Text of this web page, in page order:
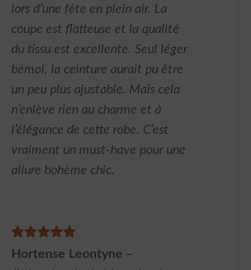
lors d’une fête en plein air. La
coupe est flatteuse et la qualité
du tissu est excellente. Seul léger
bémol, la ceinture aurait pu être
un peu plus ajustable. Mais cela
n’enlève rien au charme et à
l’élégance de cette robe. C’est
vraiment un must-have pour une
allure bohème chic.
Note5sur
Hortense Leontyne –